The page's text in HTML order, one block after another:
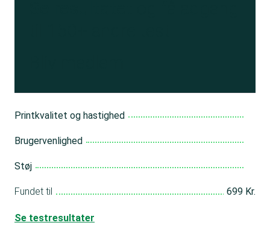
Printkvalitet og hastighed
Brugervenlighed
Støj
Fundet til 699 Kr.
Se testresultater